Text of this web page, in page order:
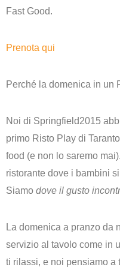
Fast Good.
Prenota qui
Perché la domenica in un
Noi di Springfield2015
primo Risto Play di
food (e non lo saremo
ristorante dove i bambini
Siamo dove il gusto
La domenica a pranzo da
servizio al tavolo come in
ti rilassi, e noi pensiamo a